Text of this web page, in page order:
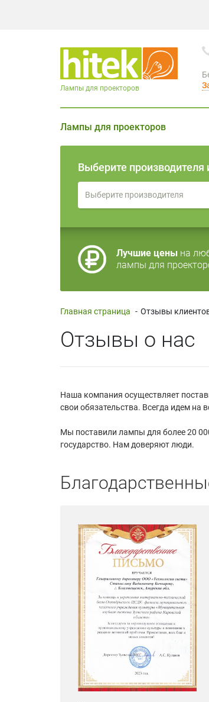
Лампы для проекторов
Лампы для проекторов
Выберите производителя
Выберите производителя
Лучшие цены на
лампы для
Главная страница - Отзывы
Отзывы о нас
Наша компания осуществляет
свои обязательства. Всегда идем
Мы поставили лампы для более 20
государство. Нам доверяют люди.